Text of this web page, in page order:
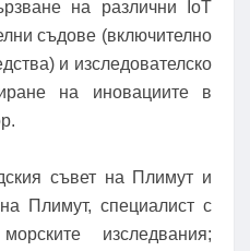
на различни IoT
съдове (включително
и изследователско
на иновациите в
съвет на Плимут и
Плимут, специалист с
изследвания;